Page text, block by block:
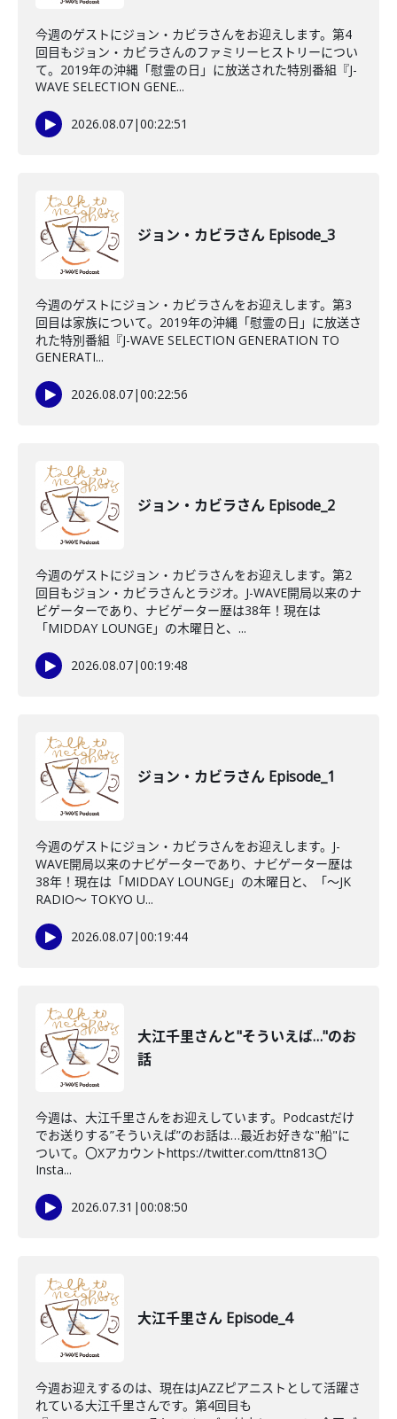
今週のゲストにジョン・カビラさんをお迎えします。第4
回目もジョン・カビラさんのファミリーヒストリーについ
て。2019年の沖縄「慰霊の日」に放送された特別番組『J-
WAVE SELECTION GENE...
2026.08.07|00:22:51
ジョン・カビラさん Episode_3
今週のゲストにジョン・カビラさんをお迎えします。第3
回目は家族について。2019年の沖縄「慰霊の日」に放送さ
れた特別番組『J-WAVE SELECTION GENERATION TO
GENERATI...
2026.08.07|00:22:56
ジョン・カビラさん Episode_2
今週のゲストにジョン・カビラさんをお迎えします。第2
回目もジョン・カビラさんとラジオ。J-WAVE開局以来のナ
ビゲーターであり、ナビゲーター歴は38年！現在は
「MIDDAY LOUNGE」の木曜日と、...
2026.08.07|00:19:48
ジョン・カビラさん Episode_1
今週のゲストにジョン・カビラさんをお迎えします。J-
WAVE開局以来のナビゲーターであり、ナビゲーター歴は
38年！現在は「MIDDAY LOUNGE」の木曜日と、「〜JK
RADIO〜 TOKYO U...
2026.08.07|00:19:44
大江千里さんと"そういえば…"のお
話
今週は、大江千里さんをお迎えしています。Podcastだけ
でお送りする”そういえば”のお話は…最近お好きな"船"に
ついて。〇Xアカウントhttps://twitter.com/ttn813〇
Insta...
2026.07.31 |00:08:50
大江千里さん Episode_4
今週お迎えするのは、現在はJAZZピアニストとして活躍さ
れている大江千里さんです。第4回目も